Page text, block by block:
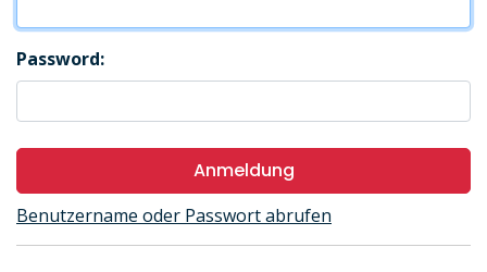
Password:
Anmeldung
Benutzername oder Passwort abrufen